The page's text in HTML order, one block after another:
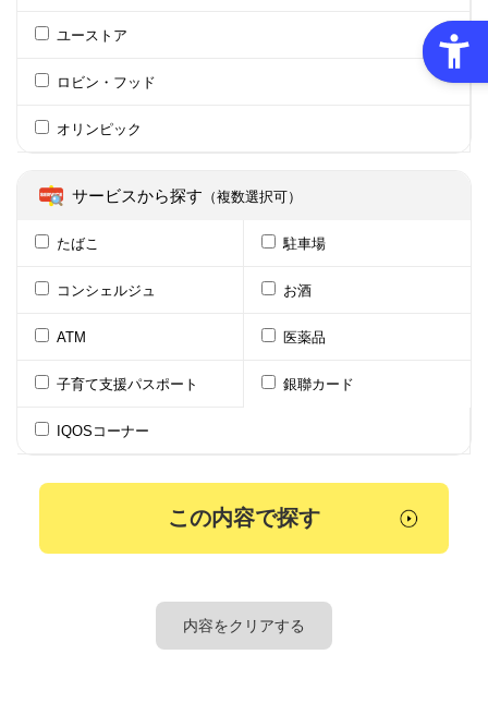
ユーストア
ロビン・フッド
オリンピック
サービスから探す （複数選択可）
たばこ 駐車場
コンシェルジュ お酒
ATM 医薬品
子育て支援パスポート 銀聯カード
IQOSコーナー